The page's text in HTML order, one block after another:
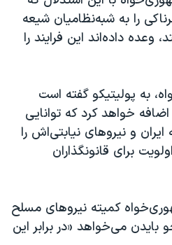
را به شبه‌نظامیان شیعه
وعده داده‌اند این فرایند را
به پولیتیکو گفته است
خواهد کرد که توانایی
و نیروهای نیابتی‌اش را
برای قانونگذاران
کمیته نیروهای مسلح
بایدن می‌خواهد «در برابر این